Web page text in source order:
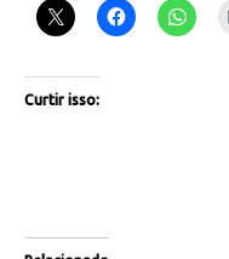
Curtir isso: